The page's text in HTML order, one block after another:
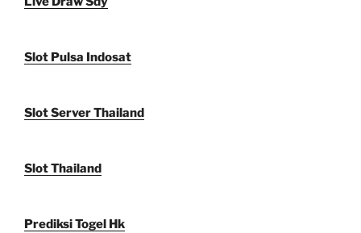
Slot Pulsa Indosat
Slot Server Thailand
Slot Thailand
Prediksi Togel Hk